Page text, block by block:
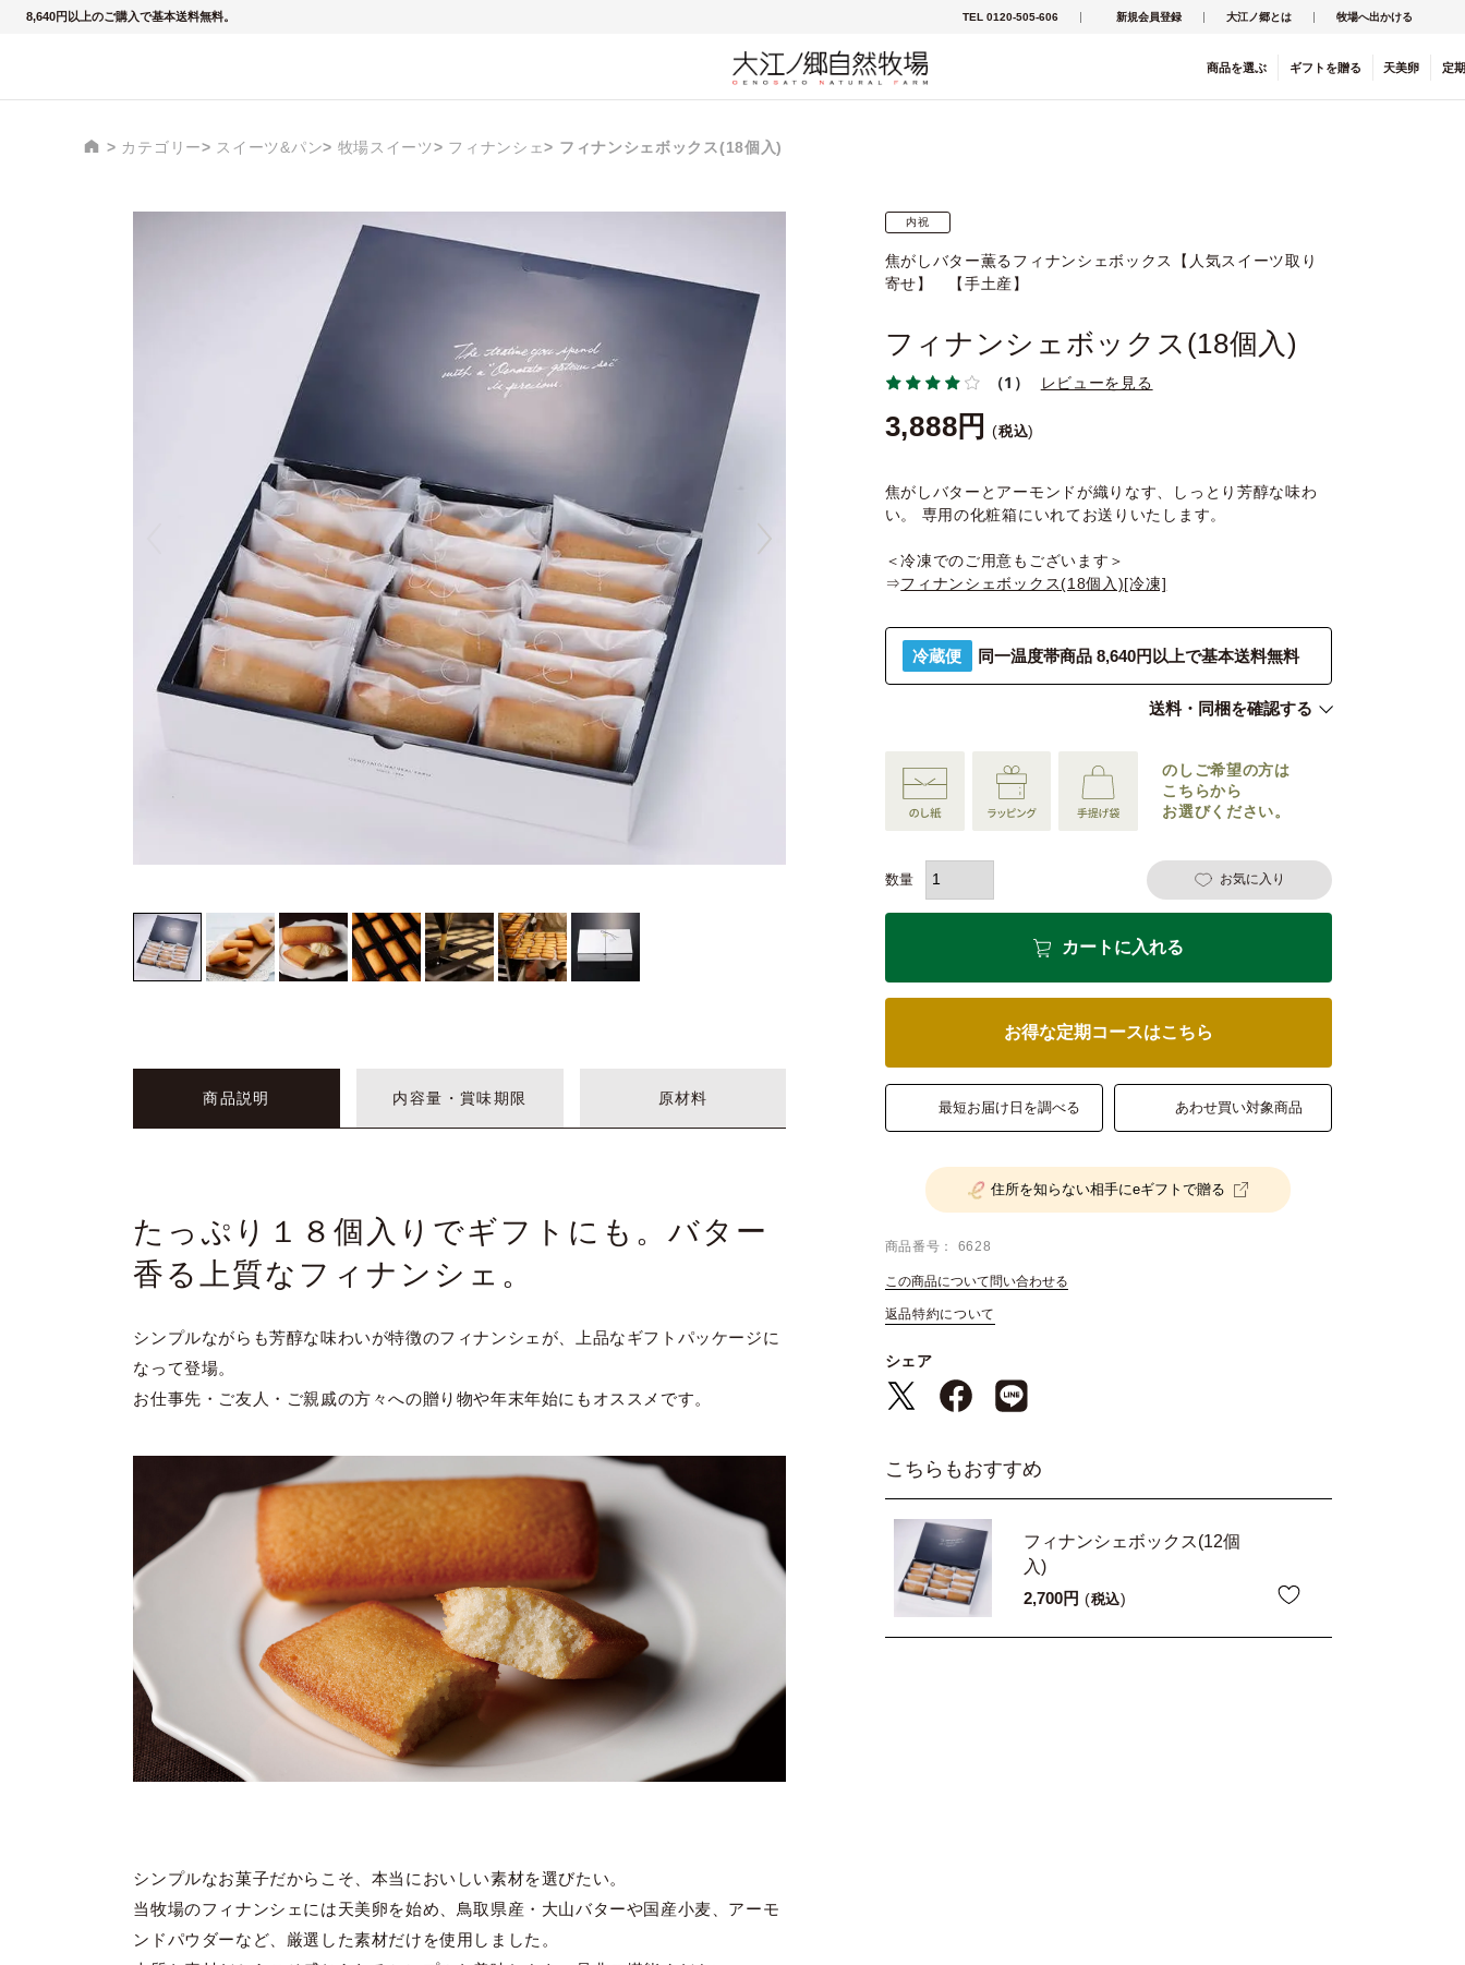
8,640円以上のご購入で基本送料無料。 TEL 0120-505-606 新規会員登録 大江ノ郷とは 牧場へ出かける
商品を選ぶ ギフト を贈る 天美卵 定
カテゴリー スイーツ&パン 牧場スイーツ フィナンシェ フィナンシェボックス(18個入)
内祝
焦がしバター薫るフィナンシェボックス【人気スイーツ取り
寄せ】 【手土産】
フィナンシェボックス(18個入)
（1） レビューを見る
3,888 税込
焦がしバターとアーモンドが織りなす、しっとり芳醇な味わ
い。 専用の化粧箱にいれてお送りいたします。
＜冷凍でのご用意もございます＞
⇒フィナンシェボックス(18個入)[冷凍]
冷蔵便 同一温度帯商品 8,640円以上で基本送料無料
送料・同梱を確認する
のしご希望の方は
こちらから
お選びください。
お気に入り
カートに入れる
お得な定期コースはこちら
最短お届け日を調べる あわせ買い対象商品
住所を知らない相手にeギフトで贈る
商品番号 6628
この商品について問い合わせる
返品特約について
シェア
こちらもおすすめ
フィナンシェボックス(12個
入)
2,700
税込
商品説明 内容量・賞味期限 原材料
たっぷり１８個入りでギフトにも。バター
香る上質なフィナンシェ。
シンプルながらも芳醇な味わいが特徴のフィナンシェが、上品なギフトパッケージに
なって登場。
お仕事先・ご友人・ご親戚の方々への贈り物や年末年始にもオススメです。
シンプルなお菓子だからこそ、本当においしい素材を選びたい。
当牧場のフィナンシェには天美卵を始め、鳥取県産・大山バターや国産小麦、アーモ
ンドパウダーなど、厳選した素材だけを使用しました。